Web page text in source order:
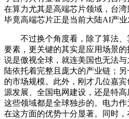
在算力尤其是高端芯片领域，台湾
毕竟高端芯片正是当前大陆AI产业
不过换个角度看，除了算法、
要素，更关键的其实是应用场景
说是傲视全球，就连美国也无法
陆依托着完整且庞大的产业链；
的市场规模。此外，刚才几位嘉
源发展、全国电网建设，还是特
这些领域都是全球独步的。电力
在这方面的优势十分显著。同时